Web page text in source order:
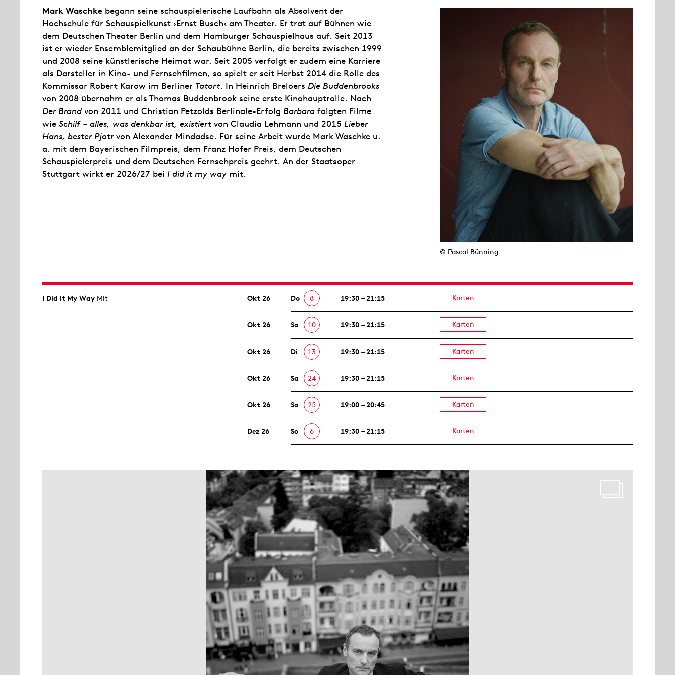
Mark Waschke begann seine schauspielerische Laufbahn als Absolvent der
Hochschule für Schauspielkunst ›Ernst Busch‹ am Theater. Er trat auf Bühnen wie
dem Deutschen Theater Berlin und dem Hamburger Schauspielhaus auf. Seit 2013
ist er wieder Ensemblemitglied an der Schaubühne Berlin, die bereits zwischen 1999
und 2008 seine künstlerische Heimat war. Seit 2005 verfolgt er zudem eine Karriere
als Darsteller in Kino- und Fernsehfilmen, so spielt er seit Herbst 2014 die Rolle des
Kommissar Robert Karow im Berliner Tatort. In Heinrich Breloers Die Buddenbrooks
von 2008 übernahm er als Thomas Buddenbrook seine erste Kinohauptrolle. Nach
Der Brandvon 2011 und Christian Petzolds Berlinale-Erfolg Barbara folgten Filme
wie Schilf – alles, was denkbar ist, existiertvon Claudia Lehmann und 2015 Lieber
Hans, bester Pjotrvon Alexander Mindadse. Für seine Arbeit wurde Mark Waschke u.
a. mit dem Bayerischen Filmpreis, dem Franz Hofer Preis, dem Deutschen
Schauspielerpreis und dem Deutschen Fernsehpreis geehrt. An der Staatsoper
Stuttgart wirkt er 2026/27 bei I did it my way mit.
© Pascal Bünning
I Did It My Way Mit Okt 26 Do 8 19:30 – 21:15 Karten
Okt 26 Sa 10 19:30 – 21:15 Karten
Okt 26 Di 13 19:30 – 21:15 Karten
Okt 26 Sa 24 19:30 – 21:15 Karten
Okt 26 So 25 19:00 – 20:45 Karten
Dez 26 So 6 19:30 – 21:15 Karten